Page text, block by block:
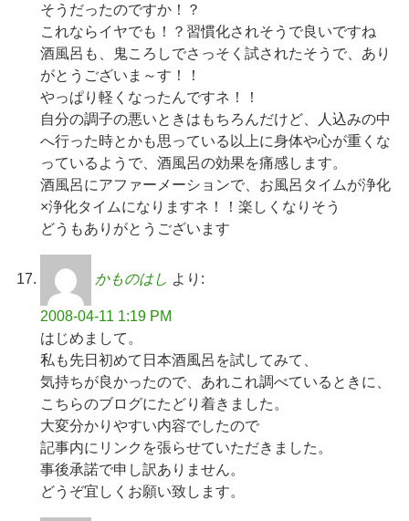
そうだったのですか！？
これならイヤでも！？習慣化されそうで良いですね
酒風呂も、鬼ころしでさっそく試されたそうで、あり
がとうございま～す！！
やっぱり軽くなったんですネ！！
自分の調子の悪いときはもちろんだけど、人込みの中
へ行った時とかも思っている以上に身体や心が重くな
っているようで、酒風呂の効果を痛感します。
酒風呂にアファーメーションで、お風呂タイムが浄化
×浄化タイムになりますネ！！楽しくなりそう
どうもありがとうございます
かものはし より:
2008-04-11 1:19 PM
はじめまして。
私も先日初めて日本酒風呂を試してみて、
気持ちが良かったので、あれこれ調べているときに、
こちらのブログにたどり着きました。
大変分かりやすい内容でしたので
記事内にリンクを張らせていただきました。
事後承諾で申し訳ありません。
どうぞ宜しくお願い致します。